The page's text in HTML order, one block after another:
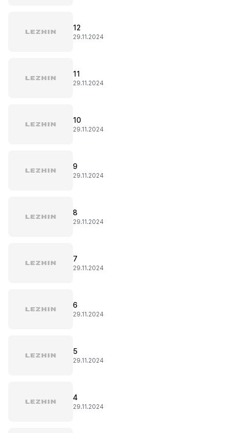
12
29.11.2024
11
29.11.2024
10
29.11.2024
9
29.11.2024
8
29.11.2024
7
29.11.2024
6
29.11.2024
5
29.11.2024
4
29.11.2024